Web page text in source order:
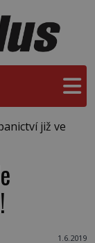
již ve
1.6.2019